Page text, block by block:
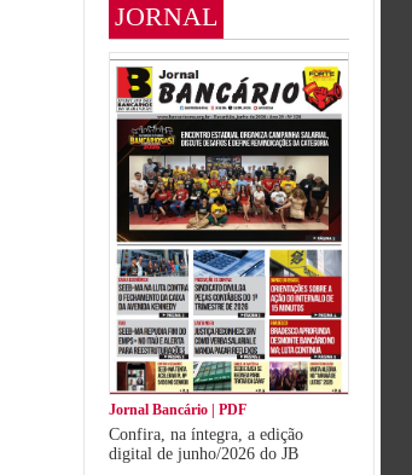
JORNAL
Jornal Bancário | PDF
Confira, na íntegra, a edição
digital de junho/2026 do JB